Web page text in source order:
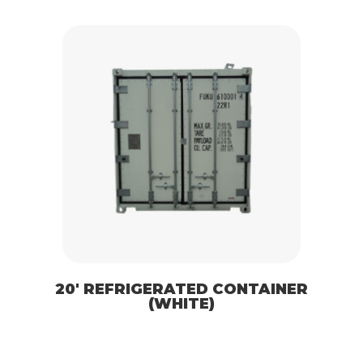
20′ REFRIGERATED CONTAINER
(WHITE)